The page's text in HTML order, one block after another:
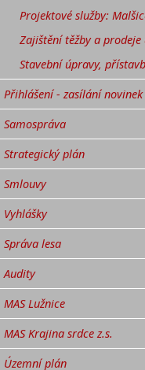
Projektové služby:
Zajištění těžby a prodeje
Stavební úpravy,
Přihlášení - zasílání novinek
Samospráva
Strategický plán
Smlouvy
Vyhlášky
Správa lesa
Audity
MAS Lužnice
MAS Krajina srdce z.s.
Územní plán